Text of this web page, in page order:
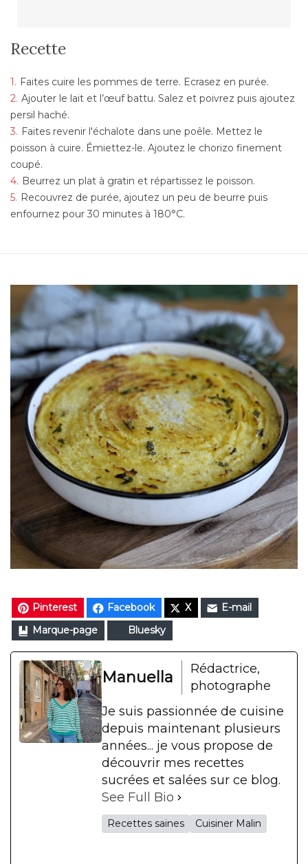
Recette
Faites cuire les pommes de terre. Ecrasez en purée.
Ajouter le lait et l’œuf battu. Salez et poivrez puis ajoutez
persil haché.
Faites revenir l'échalote dans une poêle. Mettez le
poisson à cuire. Émiettez-le. Ajoutez le chorizo finement
coupé.
Beurrez un plat à gratin et répartissez le poisson.
Recouvrez de purée, ajoutez un peu de beurre puis
enfournez pour 30 minutes à 180°C.
Pinterest Facebook X
E-mail
Marque-page
Bluesky
Manuella
Rédactrice,
photographe
Je suis passionnée de cuisine
depuis maintenant plusieurs
années... je vous propose de
découvrir mes recettes
sucrées et salées sur ce blog.
See Full Bio
Recettes saines Cuisiner Malin